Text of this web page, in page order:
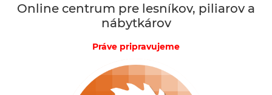
Online centrum pre lesníkov, piliarov a
nábytkárov
Práve pripravujeme